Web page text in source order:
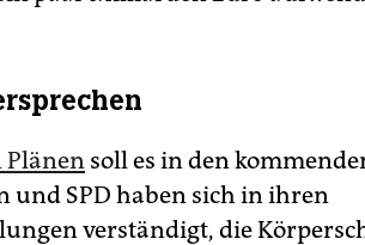
soll es in den
und SPD haben sich in ihren
verständigt, die